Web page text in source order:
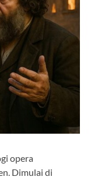
opera
Dimulai di